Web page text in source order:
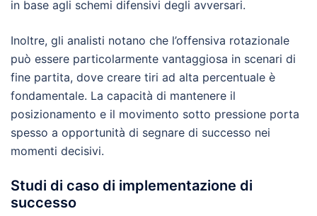
in base agli schemi difensivi degli avversari.
Inoltre, gli analisti notano che l’offensiva rotazionale
può essere particolarmente vantaggiosa in scenari di
fine partita, dove creare tiri ad alta percentuale è
fondamentale. La capacità di mantenere il
posizionamento e il movimento sotto pressione porta
spesso a opportunità di segnare di successo nei
momenti decisivi.
Studi di caso di implementazione di
successo